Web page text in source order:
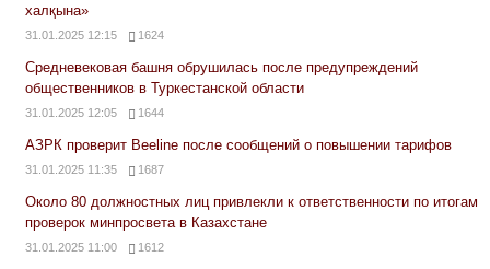
халқына»
31.01.2025 12:15 1624
Средневековая башня обрушилась после предупреждений
общественников в Туркестанской области
31.01.2025 12:05 1644
АЗРК проверит Beeline после сообщений о повышении тарифов
31.01.2025 11:35 1687
Около 80 должностных лиц привлекли к ответственности по итогам
проверок минпросвета в Казахстане
31.01.2025 11:00 1612